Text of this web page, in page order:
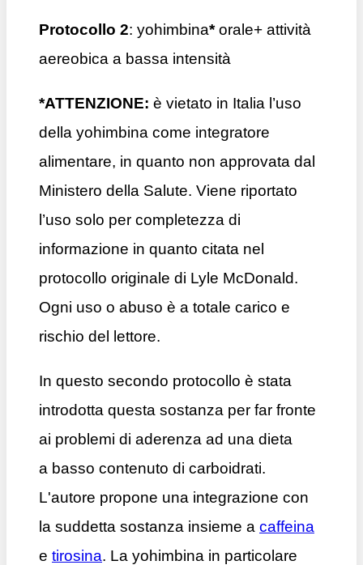
Protocollo 2: yohimbina*orale+ attività
aereobica a bassa intensità
*ATTENZIONE: è vietato in Italia l’uso
della yohimbina come integratore
alimentare, in quanto non approvata dal
Ministero della Salute. Viene riportato
l’uso solo per completezza di
informazione in quanto citata nel
protocollo originale di Lyle McDonald.
Ogni uso o abuso è a totale carico e
rischio del lettore.
In questo secondo protocollo è stata
introdotta questa sostanza per far fronte
ai problemi di aderenza ad una dieta
a basso contenuto di carboidrati.
L'autore propone una integrazione con
la suddetta sostanza insieme a caffeina
e tirosina. La yohimbina in particolare